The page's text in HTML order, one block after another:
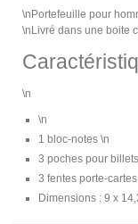
\nPortefeuille pour
\nLivré dans une boite
\n
\n
1 bloc-notes \n
3 poches pour
3 fentes porte-
Dimensions : 9 x